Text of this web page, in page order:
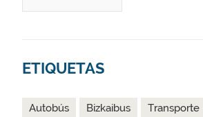
ETIQUETAS
Autobús Bizkaibus Transporte